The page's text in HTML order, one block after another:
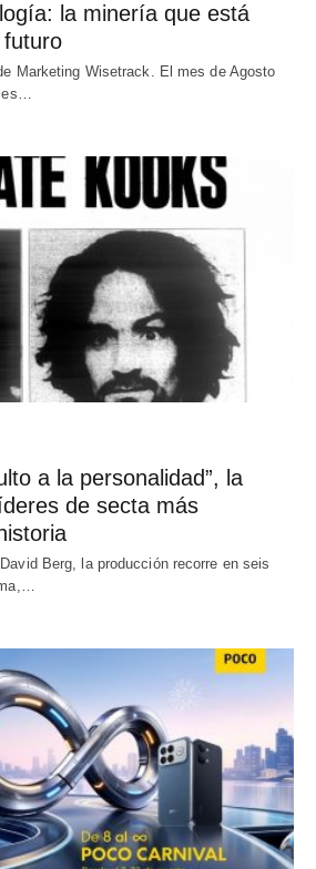
la minería que está
Marketing Wisetrack. El mes de Agosto
a la personalidad”, la
de secta más
Berg, la producción recorre en seis